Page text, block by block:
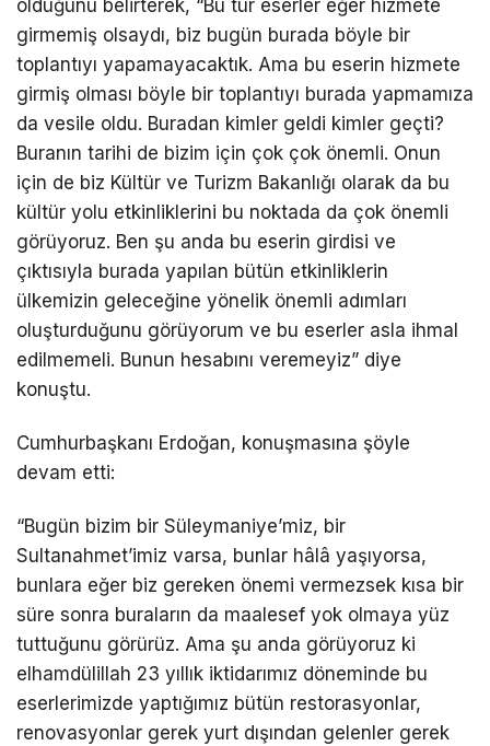
olduğunu belirterek, “Bu tür eserler eğer hizmete
girmemiş olsaydı, biz bugün burada böyle bir
toplantıyı yapamayacaktık. Ama bu eserin hizmete
girmiş olması böyle bir toplantıyı burada yapmamıza
da vesile oldu. Buradan kimler geldi kimler geçti?
Buranın tarihi de bizim için çok çok önemli. Onun
için de biz Kültür ve Turizm Bakanlığı olarak da bu
kültür yolu etkinliklerini bu noktada da çok önemli
görüyoruz. Ben şu anda bu eserin girdisi ve
çıktısıyla burada yapılan bütün etkinliklerin
ülkemizin geleceğine yönelik önemli adımları
oluşturduğunu görüyorum ve bu eserler asla ihmal
edilmemeli. Bunun hesabını veremeyiz” diye
konuştu.
Cumhurbaşkanı Erdoğan, konuşmasına şöyle
devam etti:
“Bugün bizim bir Süleymaniye’miz, bir
Sultanahmet’imiz varsa, bunlar hâlâ yaşıyorsa,
bunlara eğer biz gereken önemi vermezsek kısa bir
süre sonra buraların da maalesef yok olmaya yüz
tuttuğunu görürüz. Ama şu anda görüyoruz ki
elhamdülillah 23 yıllık iktidarımız döneminde bu
eserlerimizde yaptığımız bütün restorasyonlar,
renovasyonlar gerek yurt dışından gelenler gerek